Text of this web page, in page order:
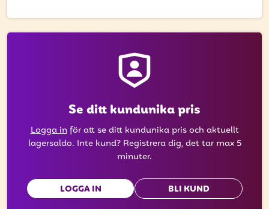
Ange din e-postadress nedan för att ta del av våra
nyheter och erbjudanden.
PRENUMERERA
Se ditt kundunika pris
Logga inför att se ditt kundunika pris och aktuellt
lagersaldo. Inte kund? Registrera dig, det tar max 5
minuter.
LOGGA IN BLI KUND